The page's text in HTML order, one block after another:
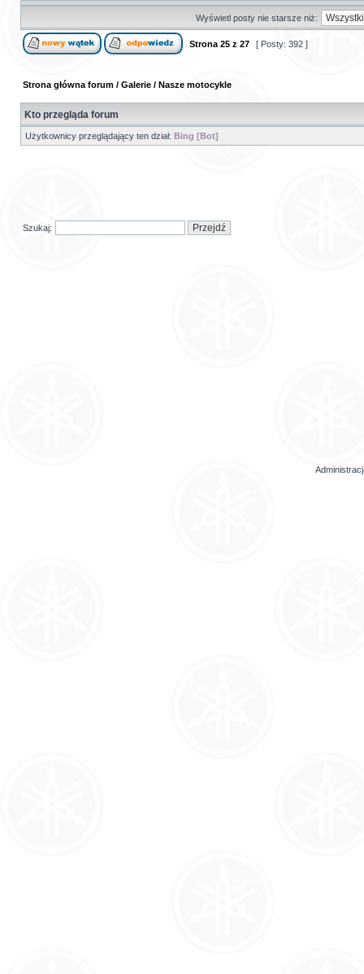
Wyświetl posty nie starsze niż:
Strona 25 z 27 [ Posty: 392 ]
Strona główna forum / Galerie / Nasze motocykle
Kto przegląda forum
Użytkownicy przeglądający ten dział: Bing [Bot]
Szukaj: